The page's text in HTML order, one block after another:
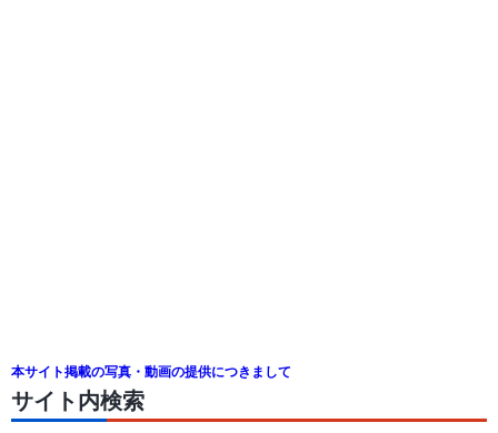
本サイト掲載の写真・動画の提供につきまして
サイト内検索